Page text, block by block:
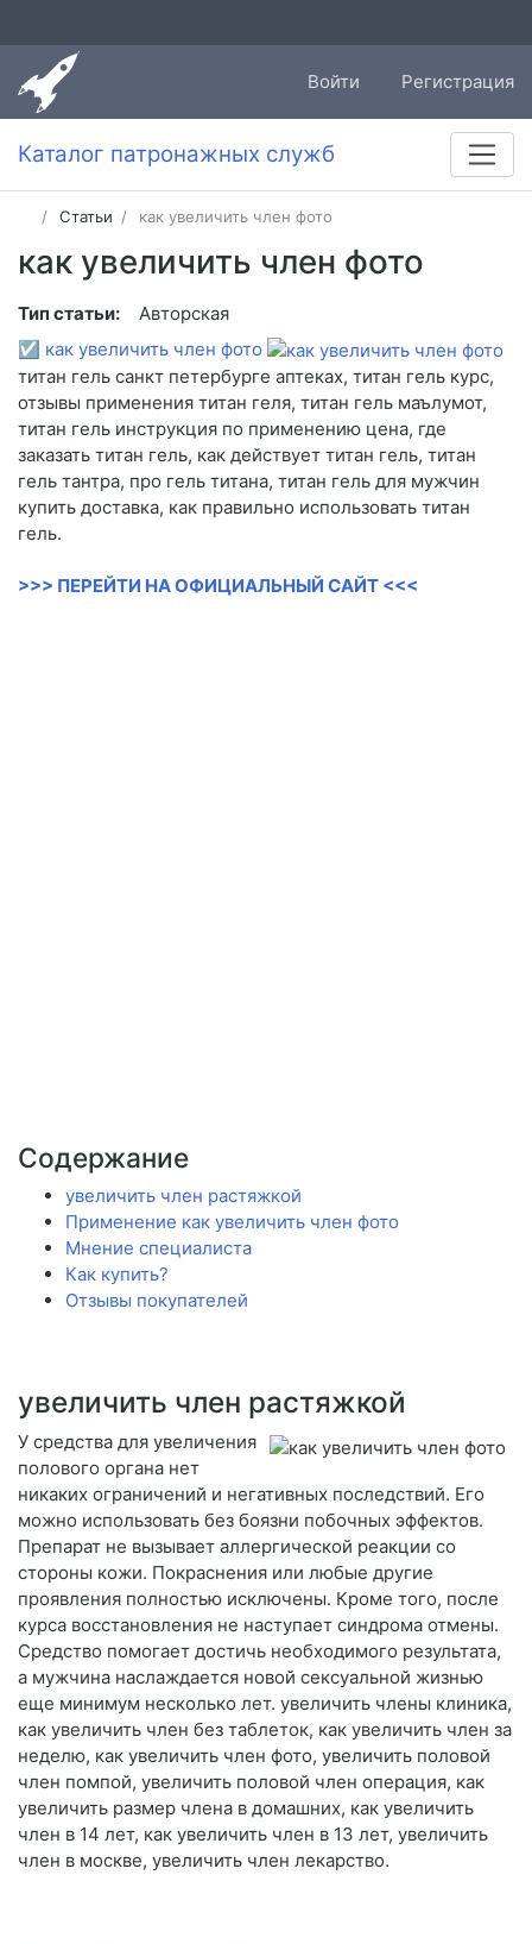
Войти Регистрация
Каталог патронажных служб
Статьи как увеличить член фото
как увеличить член фото
Тип статьи:
Авторская
☑ как увеличить член фото
титан гель санкт петербурге аптеках, титан гель курс,
отзывы применения титан геля, титан гель маълумот,
титан гель инструкция по применению цена, где
заказать титан гель, как действует титан гель, титан
гель тантра, про гель титана, титан гель для мужчин
купить доставка, как правильно использовать титан
гель.
>>> ПЕРЕЙТИ НА ОФИЦИАЛЬНЫЙ САЙТ <<<
Содержание
увеличить член растяжкой
Применение как увеличить член фото
Мнение специалиста
Как купить?
Отзывы покупателей
увеличить член растяжкой
У средства для увеличения
полового органа нет
никаких ограничений и негативных последствий. Его
можно использовать без боязни побочных эффектов.
Препарат не вызывает аллергической реакции со
стороны кожи. Покраснения или любые другие
проявления полностью исключены. Кроме того, после
курса восстановления не наступает синдрома отмены.
Средство помогает достичь необходимого результата,
а мужчина наслаждается новой сексуальной жизнью
еще минимум несколько лет. увеличить члены клиника,
как увеличить член без таблеток, как увеличить член за
неделю, как увеличить член фото, увеличить половой
член помпой, увеличить половой член операция, как
увеличить размер члена в домашних, как увеличить
член в 14 лет, как увеличить член в 13 лет, увеличить
член в москве, увеличить член лекарство.